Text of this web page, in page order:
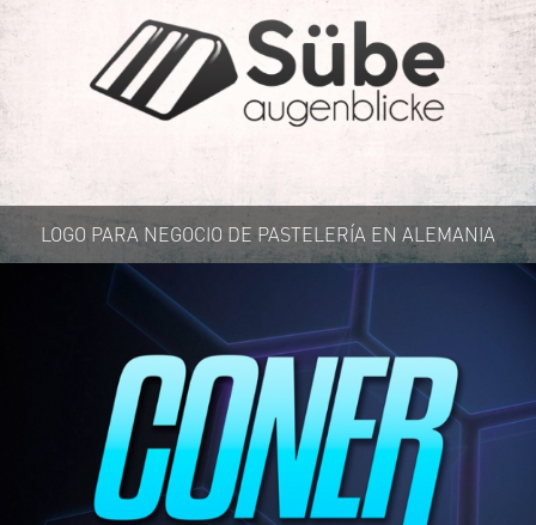
LOGO PARA NEGOCIO DE PASTELERÍA EN ALEMANIA